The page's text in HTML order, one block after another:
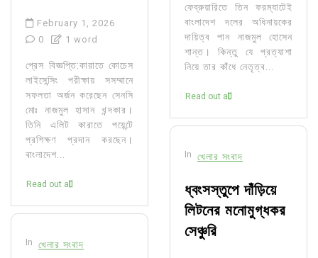
February 1, 2026
0
1 word
প্রেস বিজ্ঞপ্তি:কারাতে কোচেস
লাইসেন্সিং পরীক্ষায় সসম্মানে
সফলতা অর্জন করেছেন সেনসি
মোঃ নাজমুল হাসান খন্দকার।
তিনি এলিট কারাতে পয়েন্টে
প্রশিক্ষণ প্রদান করছেন।
বাংলাদেশ...
Read out all
In খেলার সংবাদ
ফেব্রুয়ারিতে তিন ফরম্যাটেই
বাংলাদেশ দলের অধিনায়কের
দায়িত্ব পান নাজমুল হোসেন
শান্ত। কিন্তু যে প্রত্যাশা
নিয়ে তার কাঁধে নেতৃত্ব...
Read out all
In খেলার সংবাদ
ধ্বংসস্তুপে দাঁড়িয়ে
লিটনের মনোমুগ্ধকর
সেঞ্চুরি